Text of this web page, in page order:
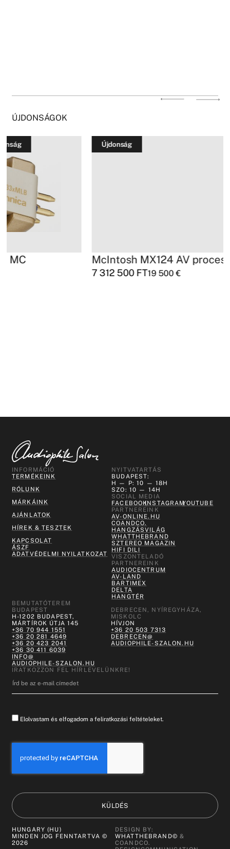
ÚJDONSÁGOK
Újdonság
McIntosh MX124 AV processzor
19 500€
INFORMÁCIÓ
TERMÉKEINK
RÓLUNK
MÁRKÁINK
AJÁNLATOK
HÍREK & TESZTEK
KAPCSOLAT
ÁSZF
ADATVÉDELMI NYILATKOZAT
NYITVATARTÁS
BUDAPEST:
H — P: 10 — 18H
SZO: 10 — 14H
SOCIAL MEDIA
FACEBOOKINSTAGRAMYOUTUBE
PARTNEREINK
AV-ONLINE.HU
COANDCO.
HANGZÁSVILÁG
WHATTHEBRAND
SZTEREO MAGAZIN
HIFI DILI
VISZONTELADÓ
PARTNEREINK
AUDIOCENTRUM
AV-LAND
BARTIMEX
DELTA
HANGTÉR
BEMUTATÓTEREM
BUDAPEST
H-1202 BUDAPEST,
MÁRTÍROK ÚTJA 145
+36 70 944 1551
+36 20 281 4649
+36 20 423 2041
+36 30 411 6039
INFO@
AUDIOPHILE-SZALON.HU
DEBRECEN, NYÍREGYHÁZA,
MISKOLC
HÍVJON
+36 20 503 7313
DEBRECEN@
AUDIOPHILE-SZALON.HU
IRATKOZZON FEL HÍRLEVELÜNKRE!
Elolvastam és elfogadom a feliratkozási feltételeket.
KÜLDÉS
HUNGARY (HU)
MINDEN JOG FENNTARTVA ©
2026
DESIGN BY:
WHATTHEBRAND© &
COANDCO.